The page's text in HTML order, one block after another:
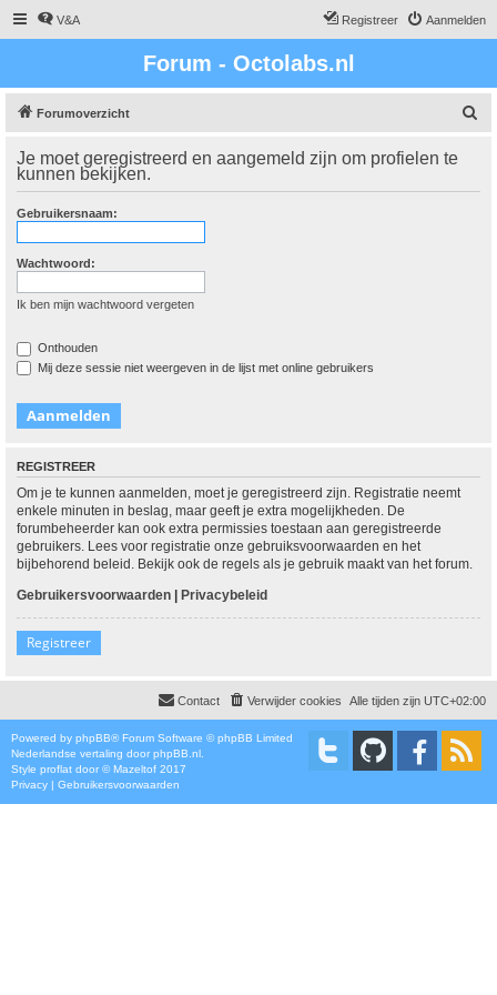
V&A Aanmelden
Registreer
Forum - Octolabs.nl
Forumoverzicht
k
Je moet geregistreerd en aangemeld zijn om profielen te
kunnen bekijken.
Gebruikersnaam:
Wachtwoord:
Ik ben mijn wachtwoord vergeten
Onthouden
Mij deze sessie niet weergeven in de lijst met online gebruikers
REGISTREER
Om je te kunnen aanmelden, moet je geregistreerd zijn. Registratie neemt
enkele minuten in beslag, maar geeft je extra mogelijkheden. De
forumbeheerder kan ook extra permissies toestaan aan geregistreerde
gebruikers. Lees voor registratie onze gebruiksvoorwaarden en het
bijbehorend beleid. Bekijk ook de regels als je gebruik maakt van het forum.
Gebruikersvoorwaarden | Privacybeleid
Registreer
Alle tijden zijn UTC+02:00
Verwijder cookies
Contact
Powered by phpBB® Forum Software © phpBB Limited
Nederlandse vertaling door phpBB.nl
Style proflat door ©Mazeltof 2017
Privacy | Gebruikersvoorwaarden